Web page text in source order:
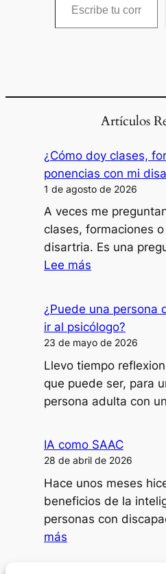
Artículos
¿Cómo doy clases,
ponencias con mi
1 de agosto de 2026
A veces me
clases, formaciones
disartria. Es una
Lee más
clases,
formaciones
ponencias
con
mi
¿Puede una persona
ir al psicólogo?
23 de mayo de 2026
Llevo tiempo
que puede ser, para
persona adulta con
IA como SAAC
28 de abril de 2026
Hace unos meses
beneficios de la
personas con
más